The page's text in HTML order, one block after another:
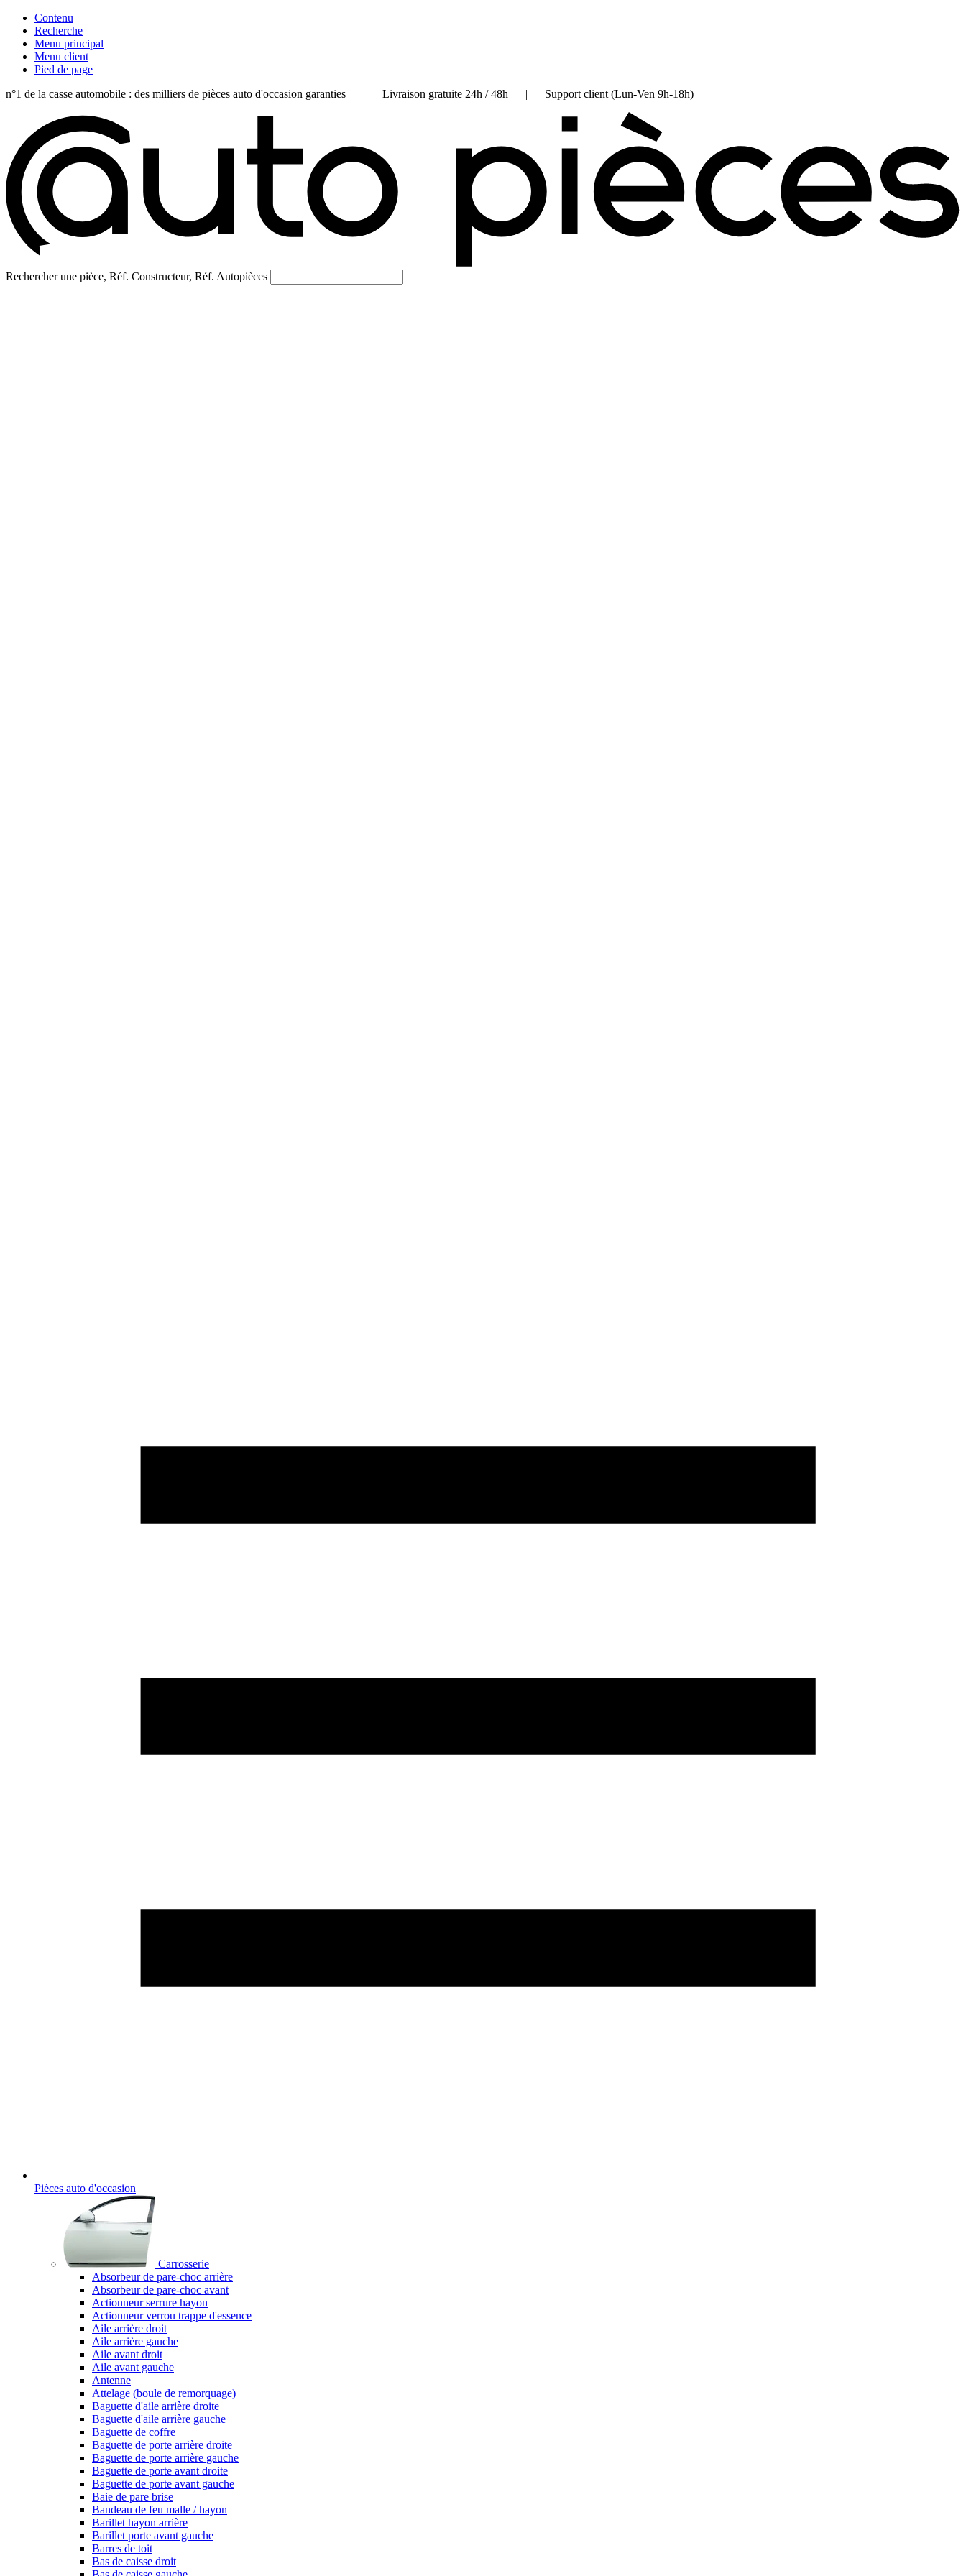
Contenu
Recherche
Menu principal
Menu client
Pied de page
n°1 de la casse automobile : des milliers de pièces auto d'occasion garanties | Livraison gratuite 24h / 48h | Support client (Lun-Ven 9h-18h)
Rechercher une pièce, Réf. Constructeur, Réf. Autopièces
Pièces auto d'occasion
Carrosserie
Absorbeur de pare-choc arrière
Absorbeur de pare-choc avant
Actionneur serrure hayon
Actionneur verrou trappe d'essence
Aile arrière droit
Aile arrière gauche
Aile avant droit
Aile avant gauche
Antenne
Attelage (boule de remorquage)
Baguette d'aile arrière droite
Baguette d'aile arrière gauche
Baguette de coffre
Baguette de porte arrière droite
Baguette de porte arrière gauche
Baguette de porte avant droite
Baguette de porte avant gauche
Baie de pare brise
Bandeau de feu malle / hayon
Barillet hayon arrière
Barillet porte avant gauche
Barres de toit
Bas de caisse droit